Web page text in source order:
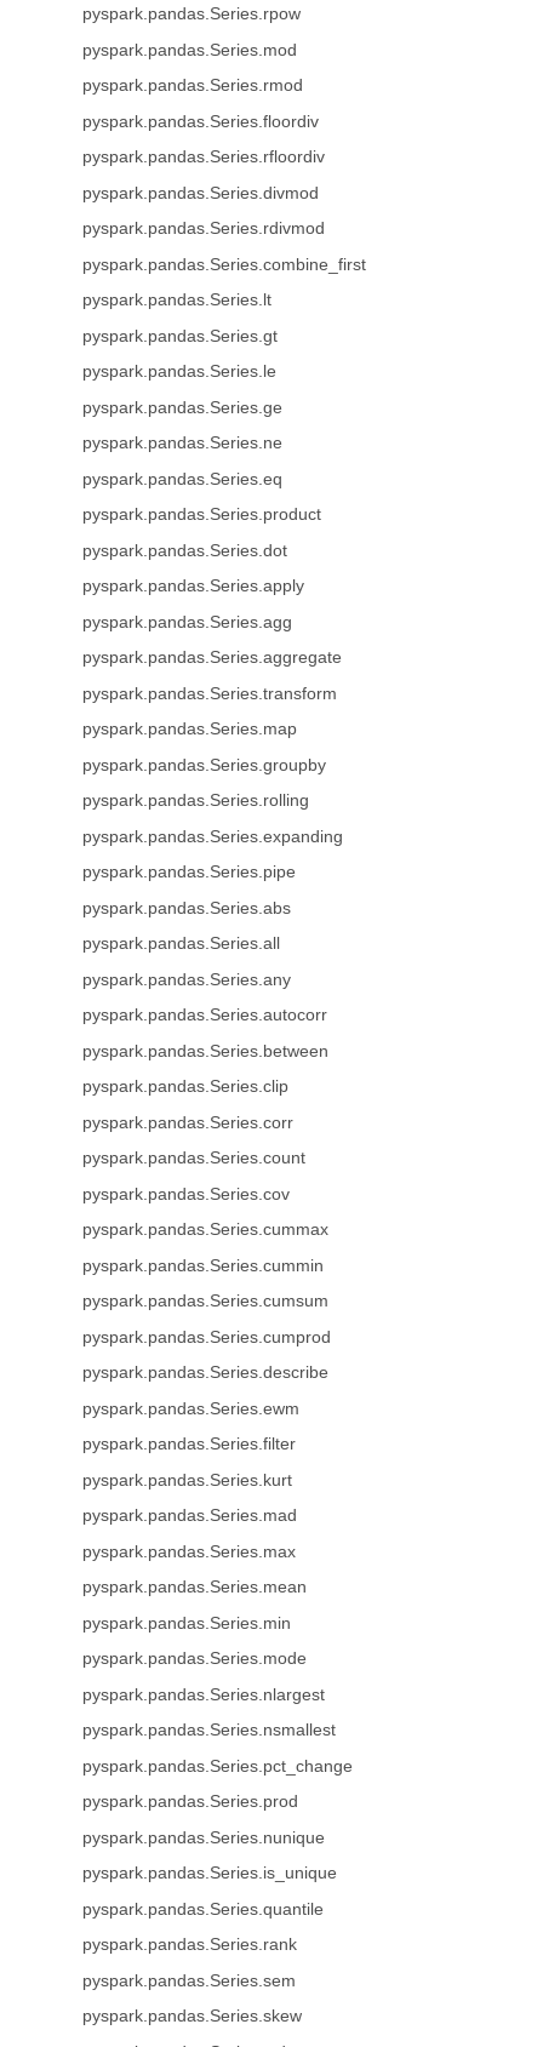
pyspark.pandas.Series.rpow
pyspark.pandas.Series.mod
pyspark.pandas.Series.rmod
pyspark.pandas.Series.floordiv
pyspark.pandas.Series.rfloordiv
pyspark.pandas.Series.divmod
pyspark.pandas.Series.rdivmod
pyspark.pandas.Series.combine_first
pyspark.pandas.Series.lt
pyspark.pandas.Series.gt
pyspark.pandas.Series.le
pyspark.pandas.Series.ge
pyspark.pandas.Series.ne
pyspark.pandas.Series.eq
pyspark.pandas.Series.product
pyspark.pandas.Series.dot
pyspark.pandas.Series.apply
pyspark.pandas.Series.agg
pyspark.pandas.Series.aggregate
pyspark.pandas.Series.transform
pyspark.pandas.Series.map
pyspark.pandas.Series.groupby
pyspark.pandas.Series.rolling
pyspark.pandas.Series.expanding
pyspark.pandas.Series.pipe
pyspark.pandas.Series.abs
pyspark.pandas.Series.all
pyspark.pandas.Series.any
pyspark.pandas.Series.autocorr
pyspark.pandas.Series.between
pyspark.pandas.Series.clip
pyspark.pandas.Series.corr
pyspark.pandas.Series.count
pyspark.pandas.Series.cov
pyspark.pandas.Series.cummax
pyspark.pandas.Series.cummin
pyspark.pandas.Series.cumsum
pyspark.pandas.Series.cumprod
pyspark.pandas.Series.describe
pyspark.pandas.Series.ewm
pyspark.pandas.Series.filter
pyspark.pandas.Series.kurt
pyspark.pandas.Series.mad
pyspark.pandas.Series.max
pyspark.pandas.Series.mean
pyspark.pandas.Series.min
pyspark.pandas.Series.mode
pyspark.pandas.Series.nlargest
pyspark.pandas.Series.nsmallest
pyspark.pandas.Series.pct_change
pyspark.pandas.Series.prod
pyspark.pandas.Series.nunique
pyspark.pandas.Series.is_unique
pyspark.pandas.Series.quantile
pyspark.pandas.Series.rank
pyspark.pandas.Series.sem
pyspark.pandas.Series.skew